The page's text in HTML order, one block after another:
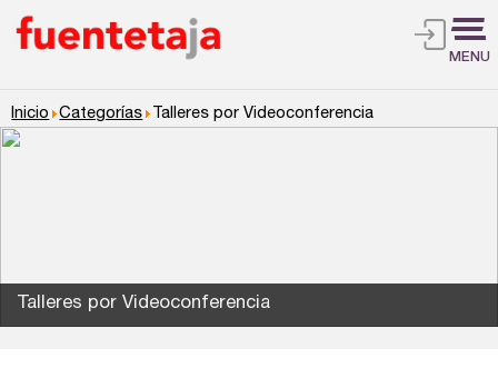
MENU
Inicio Categorías Talleres por Videoconferencia
Talleres por Videoconferencia